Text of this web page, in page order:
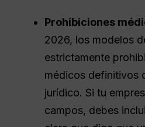
Prohibiciones
2026, los modelos
estrictamente
médicos definitivos
jurídico. Si tu
campos, debes